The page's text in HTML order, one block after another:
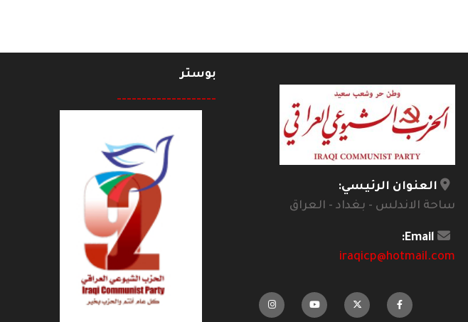
العنوان الرئيسي:
ساحة الاندلس - بغداد - العراق
Email:
iraqicp@hotmail.com
بوستر
--------------------